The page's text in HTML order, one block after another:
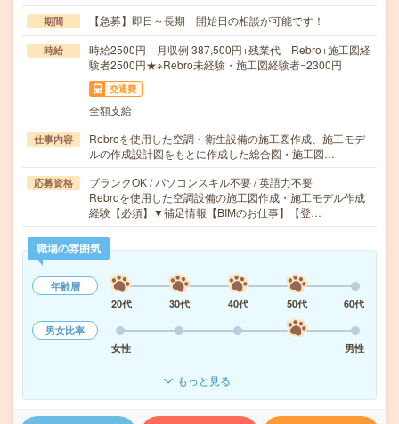
期間 【急募】即日～長期 開始日の相談が可能です！
時給
時給2500円 月収例 387,500円+残業代 Rebro+施工図経
験者2500円★※Rebro未経験・施工図経験者=2300円
交通費
全額支給
仕事内容
Rebroを使用した空調・衛生設備の施工図作成、施工モデ
ルの作成設計図をもとに作成した総合図・施工図…
応募資格
ブランクOK / パソコンスキル不要 / 英語力不要
Rebroを使用した空調設備の施工図作成・施工モデル作成
経験【必須】▼補足情報【BIMのお仕事】【登…
職場の雰囲気
年齢層
20代
30代 40代 50代
60代
男女比率
女性
男性
もっと見る